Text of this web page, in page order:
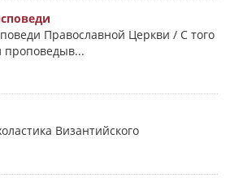
Православной Церкви / С того
проповедыв...
Византийского